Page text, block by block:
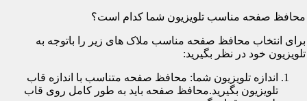
محافظ صفحه مناسب تلویزیون شما کدام است؟
برای انتخاب محافظ صفحه مناسب ملاک های زیر را باتوجه به
تلویزیون خود در نظر بگیرید:
اندازه تلویزیون شما: محافظ صفحه متناسب با اندازه قاب
تلویزیون بگیرید.محافظ صفحه باید به طور کامل روی قاب